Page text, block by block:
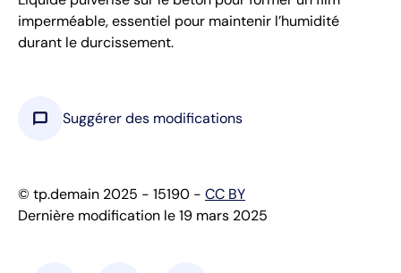
imperméable, essentiel pour maintenir l’humidité
durant le durcissement.
chat_bubble Suggérer des modifications
© tp.demain 2025 - 15190 - CC BY
Dernière modification le 19 mars 2025